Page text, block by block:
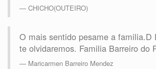
CHICHO(OUTEIRO)
O mais sentido pesame a familia.D
te olvidaremos. Familia Barreiro do
Maricarmen Barreiro Mendez